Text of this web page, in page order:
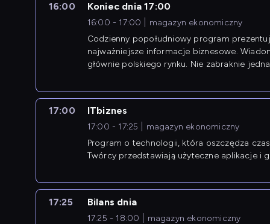
16:00 Koniec dnia 17:00
16:00 - 17:00
magazyn ekonomiczny
Codzienny popołudniowy program
najważniejsze informacje biznesowe.
głównie polskiego rynku. Nie zabraknie
17:00 ITbiznes
17:00 - 17:25
magazyn ekonomiczny
Program o technologii, która oszczędza
Twórcy przedstawiają użyteczne aplikacje i
17:25 Bilans dnia
17:25 - 18:00 magazyn ekonomiczny